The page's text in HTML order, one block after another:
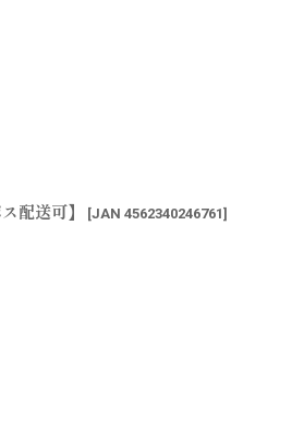
配送可】 [JAN 4562340246761]